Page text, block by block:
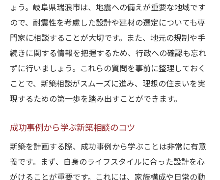
最新の耐震技術を活用した瑞浪市の新築住宅の
魅力
新技術が可能にする高性能住宅
エネルギー効率を高める技術の導入
住み心地を最優先する技術的工夫
最新技術がもたらすコスト削減効果
地元の技術者が手掛ける革新的な住宅
ょう。岐阜県瑞浪市は、地震への備えが重要な地域です
ので、耐震性を考慮した設計や建材の選定についても専
門家に相談することが大切です。また、地元の規制や手
続きに関する情報を把握するため、行政への確認も忘れ
ずに行いましょう。これらの質問を事前に整理しておく
ことで、新築相談がスムーズに進み、理想の住まいを実
現するための第一歩を踏み出すことができます。
成功事例から学ぶ新築相談のコツ
新築を計画する際、成功事例から学ぶことは非常に有意
義です。まず、自身のライフスタイルに合った設計を心